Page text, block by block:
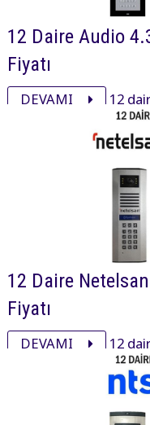
12 Daire Audio
Fiyatı
DEVAMI
12
inç daire içi cihaz,
aksesuarı ile
12 Daire
Fiyatı
DEVAMI
12
daire içi cihaz, xsmall
aksesuarı ile